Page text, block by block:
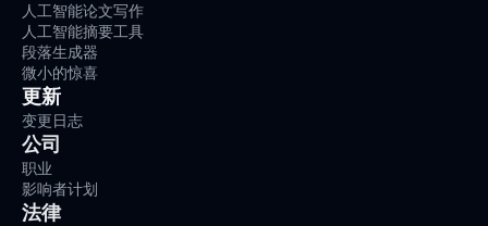
人工智能论文写作
人工智能摘要工具
段落生成器
微小的惊喜
更新
变更日志
公司
职业
影响者计划
法律